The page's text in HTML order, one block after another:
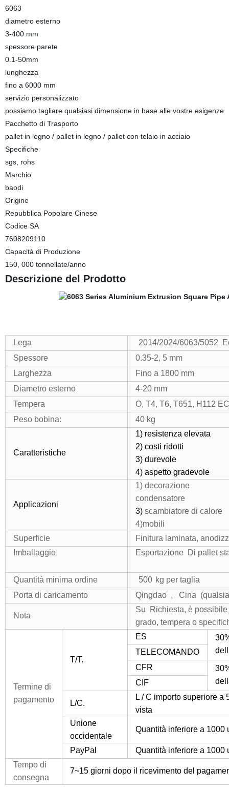
6063
diametro esterno
3-400 mm
spessore parete
0.1-50mm
lunghezza
fino a 6000 mm
servizio personalizzato
possiamo tagliare qualsiasi dimensione in base alle vostre esigenze
Pacchetto di Trasporto
pallet in legno / pallet in legno / pallet con telaio in acciaio
Specifiche
sgs, rohs
Marchio
baodi
Origine
Repubblica Popolare Cinese
Codice SA
7608209110
Capacità di Produzione
150, 000 tonnellate/anno
Descrizione del Prodotto
Lega 2014/2024/6063/5052
Spessore
0.35-2, 5 mm
Larghezza
Fino a 1800 mm
Diametro esterno
4-20 mm
Tempera
O, T4, T6, T651, H112
Peso bobina:
40 kg
Caratteristiche
1) resistenza elevata
2) costi ridotti
3) durevole
4) aspetto gradevole
Applicazioni
1) decorazione
condensatore
3)scambiatore di calore
4)mobili
Superficie
Finitura laminata,
Imballaggio
Esportazione Di pallet
Quantità minima ordine 500 kg per taglia
Porta di caricamento
Qingdao , Cina
Nota
Su Richiesta, è
grado, tempera o
Termine di
pagamento
T/T.
ES
TELECOMANDO
CFR
CIF
L/C.
L / C importo superiore a
vista
Unione
occidentale
Quantità inferiore a 1000
PayPal
Quantità inferiore a 1000
Tempo di
consegna
7~15 giorni dopo il ricevimento del